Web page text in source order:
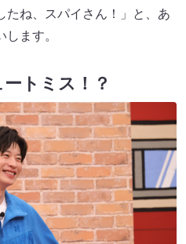
たね、スパイさん！」と、あ
ます。
トミス！？